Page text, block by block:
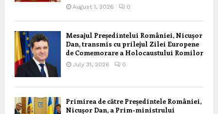
August 1, 2026 0
Mesajul Președintelui României, Nicușor
Dan, transmis cu prilejul Zilei Europene
de Comemorare a Holocaustului Romilor
July 31, 2026 0
Primirea de către Președintele României,
Nicușor Dan, a Prim-ministrului